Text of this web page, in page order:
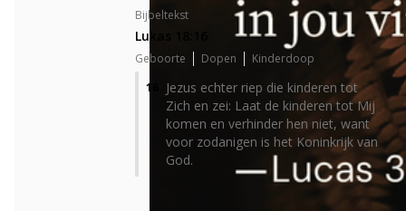
Bijbeltekst
Lukas 18:16
Geboorte Dopen
Kinderdoop
16
Jezus echter riep die kinderen tot
Zich en zei: Laat de kinderen tot Mij
komen en verhinder hen niet, want
voor zodanigen is het Koninkrijk van
God.